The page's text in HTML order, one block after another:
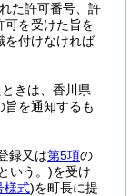
た許可番号、許
可を受けた旨を
を付けなければ
きは、香川県
を通知するも
録又は第5項の
いう。)を受け
様式)を町長に提